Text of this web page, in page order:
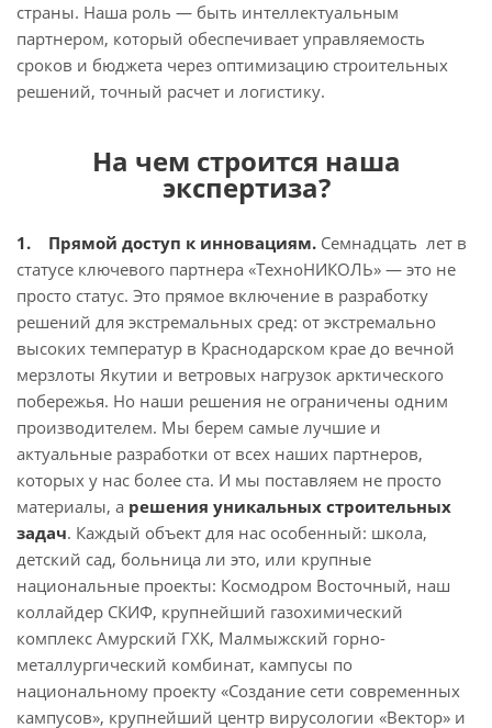
страны. Наша роль — быть интеллектуальным
партнером, который обеспечивает управляемость
сроков и бюджета через оптимизацию строительных
решений, точный расчет и логистику.
На чем строится наша
экспертиза?
1. Прямой доступ к инновациям. Семнадцать лет в
статусе ключевого партнера «ТехноНИКОЛЬ» — это не
просто статус. Это прямое включение в разработку
решений для экстремальных сред: от экстремально
высоких температур в Краснодарском крае до вечной
мерзлоты Якутии и ветровых нагрузок арктического
побережья. Но наши решения не ограничены одним
производителем. Мы берем самые лучшие и
актуальные разработки от всех наших партнеров,
которых у нас более ста. И мы поставляем не просто
материалы, а решения уникальных строительных
задач. Каждый объект для нас особенный: школа,
детский сад, больница ли это, или крупные
национальные проекты: Космодром Восточный, наш
коллайдер СКИФ, крупнейший газохимический
комплекс Амурский ГХК, Малмыжский горно-
металлургический комбинат, кампусы по
национальному проекту «Создание сети современных
кампусов», крупнейший центр вирусологии «Вектор» и